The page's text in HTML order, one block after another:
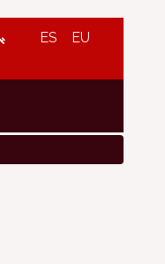
ES EU